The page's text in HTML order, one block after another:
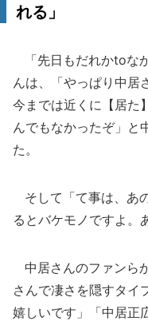
れる」
「先日もだれかtoな
んは、「やっぱり中居
今までは近くに【居た
んでもなかったぞ」と
た。
そして「て事は、あ
るとバケモノですよ。
中居さんのファンら
さんで凄さを隠すタイ
嬉しいです」「中居正